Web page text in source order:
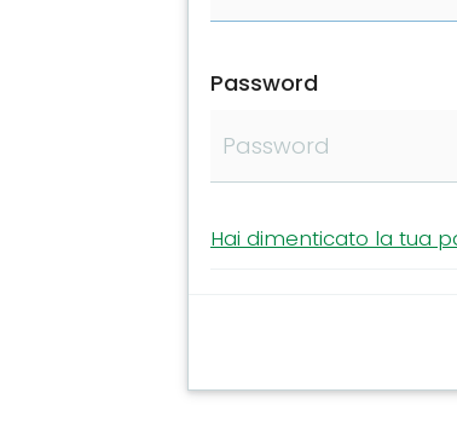
Password
Hai dimenticato la tua